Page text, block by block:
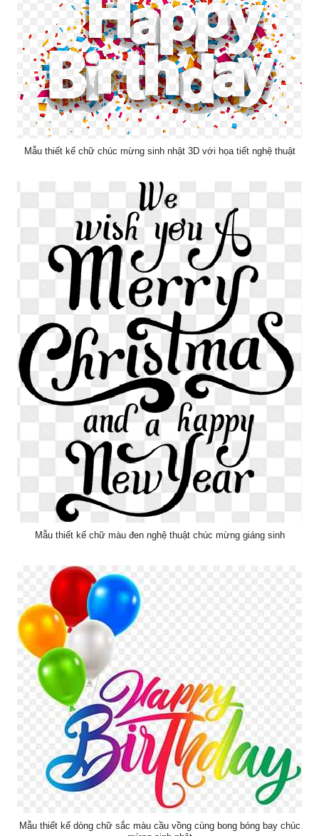
Mẫu thiết kế chữ chúc mừng sinh nhật 3D với họa tiết nghệ thuật
Mẫu thiết kế chữ màu đen nghệ thuật chúc mừng giáng sinh
Mẫu thiết kế dòng chữ sắc màu cầu vồng cùng bong bóng bay chúc
mừng sinh nhật